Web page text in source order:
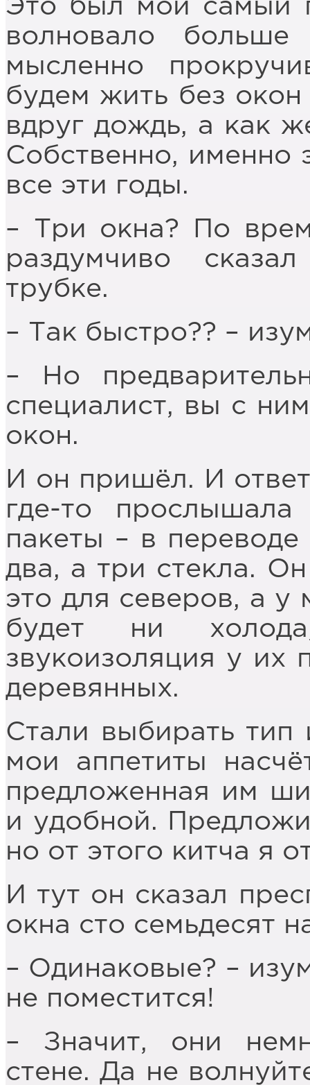
Это был мой самый
волновало
мысленно
будем жить без
вдруг дождь, а как
Собственно, именно
все эти годы.
– Три окна? По
раздумчиво
трубке.
– Так быстро?? –
– Но
специалист, вы с
окон.
И он пришёл. И
где-то
пакеты – в переводе
два, а три стекла.
это для северов, а у
будет ни
звукоизоляция у их
деревянных.
Стали выбирать
мои аппетиты
предложенная им
и удобной.
но от этого китча я
И тут он сказал
окна сто семьдесят
– Одинаковые? –
не поместится!
– Значит, они
стене. Да не